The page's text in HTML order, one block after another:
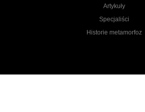
Artykuły
Specjaliści
Historie metamorfoz